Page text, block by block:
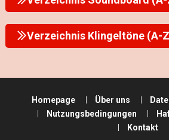
Verzeichnis Klingeltöne (A-
Homepage Über uns
Nutzungsbedingungen
Kontakt